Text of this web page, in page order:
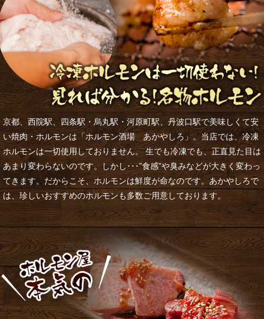
京都、西院駅、四条駅・烏丸駅・河原町駅、丹波口駅で美味しくて安
い焼肉・ホルモンは「ホルモン酒場 あかやしろ」。当店では、冷凍
ホルモンは一切使用しておりません。 生でも冷凍でも、正直見た目は
あまり変わらないのです。しかし･･･”食感”や臭みなどが大きく変わっ
てきます。だからこそ、ホルモンは鮮度が命なのです。あかやしろで
は、珍しいおすすめのホルモンも多数ご用意しております。